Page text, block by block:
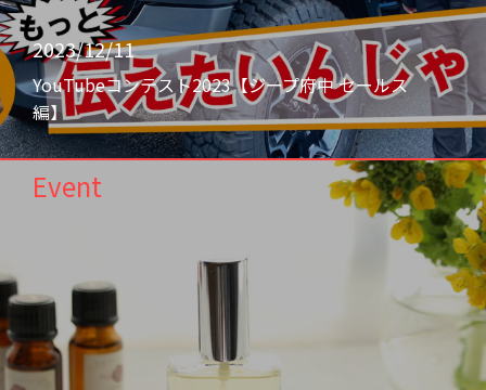
2023/12/11
YouTubeコンテスト2023【ジープ府中 セールス
編】
Event